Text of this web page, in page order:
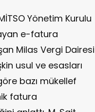
Yönetim Kurulu
e-fatura
Milas Vergi Dairesi
usul ve esasları
bazı mükellef
fatura